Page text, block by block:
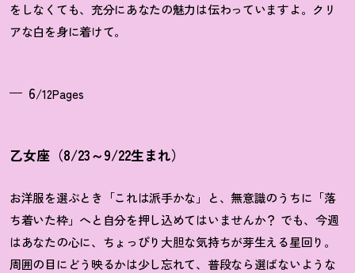
をしなくても、充分にあなたの魅力は伝わっていますよ。クリ
アな白を身に着けて。
6/12Pages
乙女座（8/23～9/22生まれ）
お洋服を選ぶとき「これは派手かな」と、無意識のうちに「落
ち着いた枠」へと自分を押し込めてはいませんか？ でも、今週
はあなたの心に、ちょっぴり大胆な気持ちが芽生える星回り。
周囲の目にどう映るかは少し忘れて、普段なら選ばないような